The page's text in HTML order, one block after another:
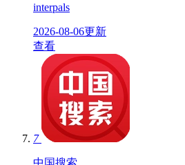
interpals
2026-08-06更新
查看
7
中国搜索